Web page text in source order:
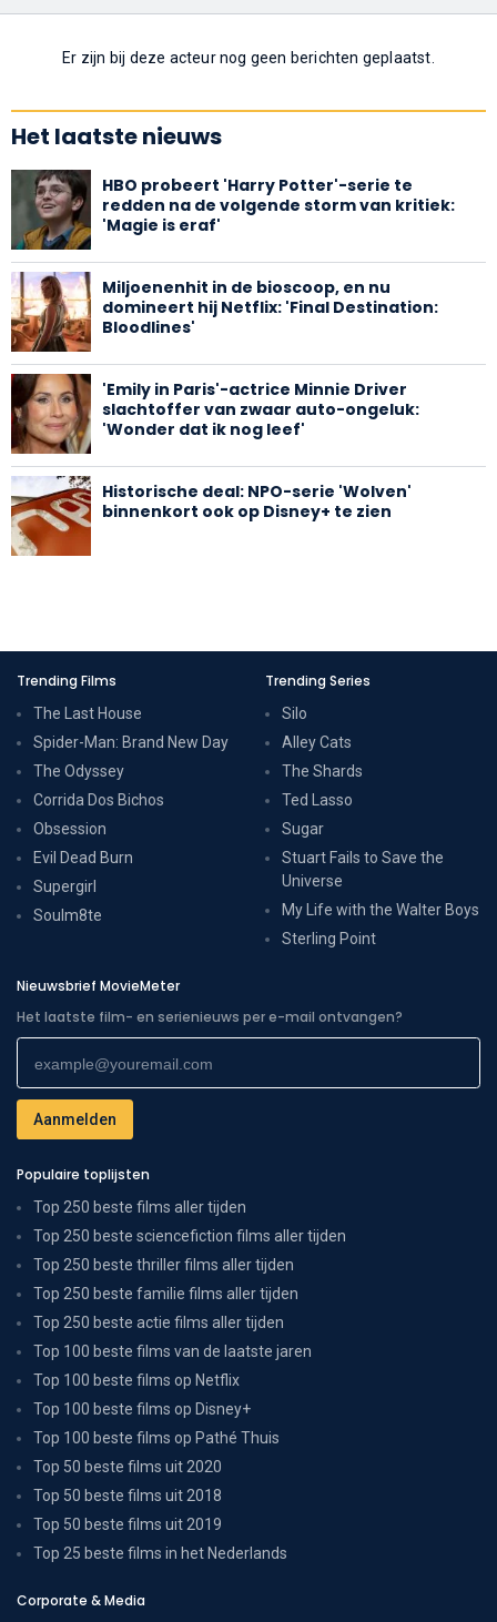
Er zijn bij deze acteur nog geen berichten geplaatst.
Het laatste nieuws
HBO probeert 'Harry Potter'-serie te
redden na de volgende storm van kritiek:
'Magie is eraf'
Miljoenenhit in de bioscoop, en nu
domineert hij Netflix: 'Final Destination:
Bloodlines'
'Emily in Paris'-actrice Minnie Driver
slachtoffer van zwaar auto-ongeluk:
'Wonder dat ik nog leef'
Historische deal: NPO-serie 'Wolven'
binnenkort ook op Disney+ te zien
Trending Films
The Last House
Spider-Man: Brand New Day
The Odyssey
Corrida Dos Bichos
Obsession
Evil Dead Burn
Supergirl
Soulm8te
Trending Series
Silo
Alley Cats
The Shards
Ted Lasso
Sugar
Stuart Fails to Save the
Universe
My Life with the Walter Boys
Sterling Point
Nieuwsbrief MovieMeter
Het laatste film- en serienieuws per e-mail ontvangen?
Populaire toplijsten
Top 250 beste films aller tijden
Top 250 beste sciencefiction films aller tijden
Top 250 beste thriller films aller tijden
Top 250 beste familie films aller tijden
Top 250 beste actie films aller tijden
Top 100 beste films van de laatste jaren
Top 100 beste films op Netflix
Top 100 beste films op Disney+
Top 100 beste films op Pathé Thuis
Top 50 beste films uit 2020
Top 50 beste films uit 2018
Top 50 beste films uit 2019
Top 25 beste films in het Nederlands
Corporate & Media